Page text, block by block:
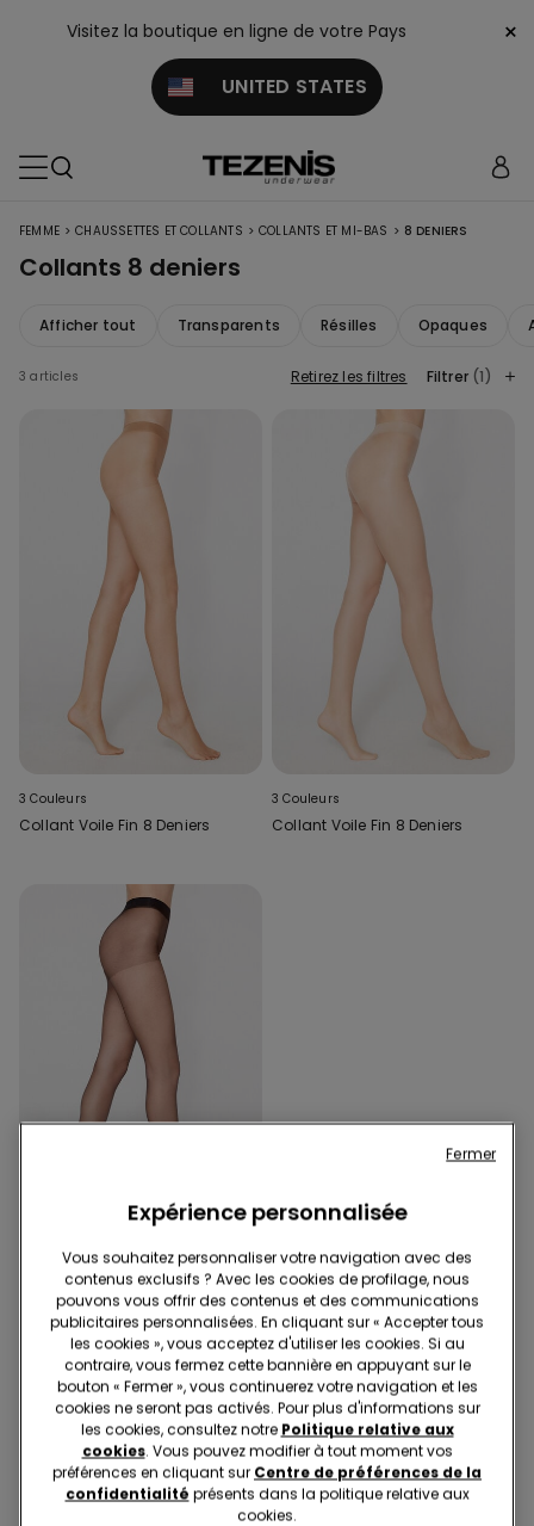
Visitez la boutique en ligne de votre Pays
UNITED STATES
×
FEMME > CHAUSSETTES ET COLLANTS > COLLANTS ET MI-BAS > 8 DENIERS
Collants 8 deniers
Afficher tout Transparents Résilles Opaques
3 articles Retirez les filtres Filtrer (1)
3 Couleurs
Collant Voile Fin 8 Deniers
3 Couleurs
Collant Voile Fin 8 Deniers
3 Couleurs
Collant Voile Fin 8 Deniers
3 de 3 Articles
1
Expérience personnalisée
Vous souhaitez personnaliser votre navigation avec des
contenus exclusifs ? Avec les cookies de profilage, nous
pouvons vous offrir des contenus et des communications
publicitaires personnalisées. En cliquant sur « Accepter tous
les cookies », vous acceptez d'utiliser les cookies. Si au
contraire, vous fermez cette bannière en appuyant sur le
bouton « Fermer », vous continuerez votre navigation et les
cookies ne seront pas activés. Pour plus d'informations sur
les cookies, consultez notre Politique relative aux
cookies. Vous pouvez modifier à tout moment vos
préférences en cliquant sur Centre de préférences de la
confidentialité présents dans la politique relative aux
cookies.
Fermer